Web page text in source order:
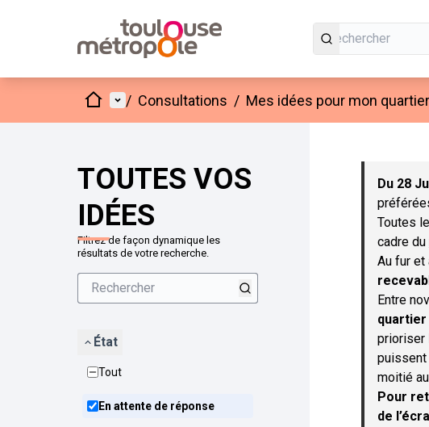
AccueilMenu principal
/ Consultations / Mes idées pour mon
TOUTES VOS
IDÉES
Filtrez de façon dynamique les
résultats de votre recherche.
État
Tout
En attente de réponse
Passer la carte
Du 28
Toutes
cadre du
Au fur et
Entre
quartier
prioriser
puissent
moitié
Pour
de